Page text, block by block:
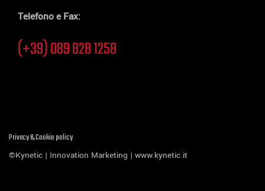
Telefono e Fax:
(+39) 089 828 1258
Privacy & Cookie policy
©Kynetic | Innovation Marketing | www.kynetic.it